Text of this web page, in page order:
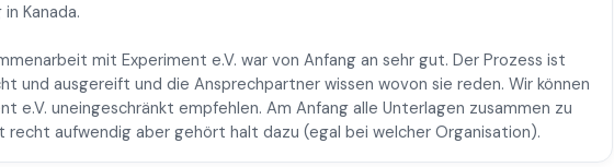
Kanada.
mit Experiment e.V. war von Anfang an sehr gut. Der Prozess ist
und ausgereift und die Ansprechpartner wissen wovon sie reden. Wir können
e.V. uneingeschränkt empfehlen. Am Anfang alle Unterlagen zusammen zu
recht aufwendig aber gehört halt dazu (egal bei welcher Organisation).